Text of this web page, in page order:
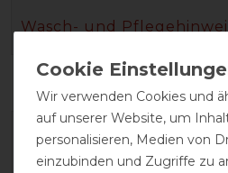
Wasch- und
Wir verwenden Cookies und
auf unserer Website, um
personalisieren, Medien von
einzubinden und Zugriffe zu